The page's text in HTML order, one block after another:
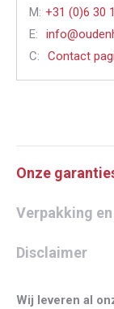
M: +31 (0)6 30
E:
C:
Contact
Onze
Verpakking
Disclaimer
Wij leveren al